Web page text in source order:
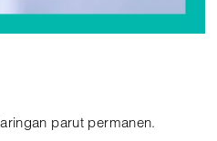
parut permanen.